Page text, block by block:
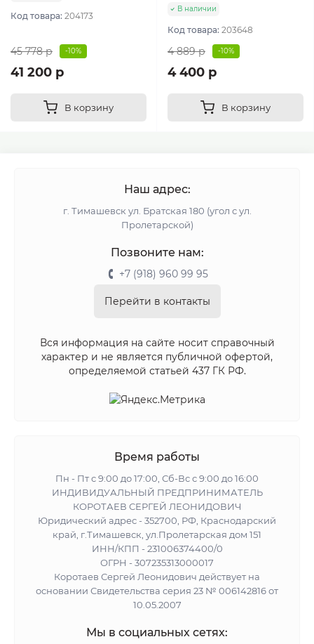
Код товара: 204173
45 778 р -10%
41 200 р
В корзину
В наличии
Код товара: 203648
4 889 р -10%
4 400 р
В корзину
Наш адрес:
г. Тимашевск ул. Братская 180 (угол с ул.
Пролетарской)
Позвоните нам:
+7 (918) 960 99 95
Перейти в контакты
Вся информация на сайте носит справочный
характер и не является публичной офертой,
определяемой статьей 437 ГК РФ.
Время работы
Пн - Пт с 9:00 до 17:00, Сб-Вс с 9:00 до 16:00
ИНДИВИДУАЛЬНЫЙ ПРЕДПРИНИМАТЕЛЬ
КОРОТАЕВ СЕРГЕЙ ЛЕОНИДОВИЧ
Юридический адрес - 352700, РФ, Краснодарский
край, г.Тимашевск, ул.Пролетарская дом 151
ИНН/КПП - 231006374400/0
ОГРН - 307235313000017
Коротаев Сергей Леонидович действует на
основании Свидетельства серия 23 № 006142816 от
10.05.2007
Мы в социальных сетях: